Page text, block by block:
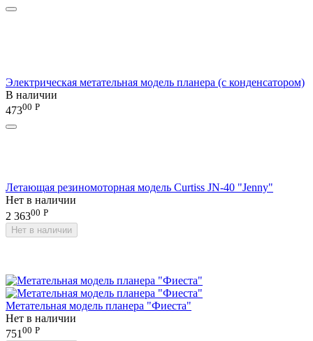
Электрическая метательная модель планера (с конденсатором)
В наличии
47300 Р
Летающая резиномоторная модель Curtiss JN-40 "Jenny"
Нет в наличии
2 36300 Р
Нет в наличии
Метательная модель планера "Фиеста"
Нет в наличии
751 00 Р